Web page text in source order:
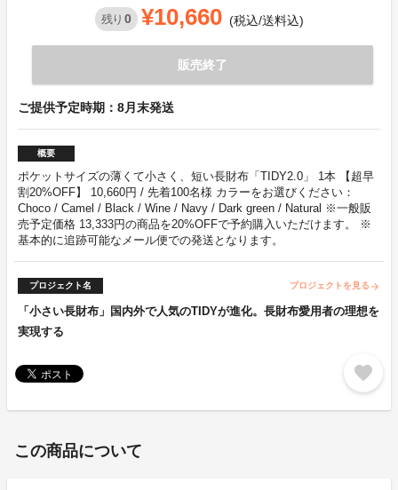
残り 0 ¥10,660 (税込/送料込)
販売終了
ご提供予定時期：8月末発送
概要
ポケットサイズの薄くて小さく、短い長財布「TIDY2.0」 1本 【超早
割20%OFF】 10,660円 / 先着100名様 カラーをお選びください：
Choco / Camel / Black / Wine / Navy / Dark green / Natural ※一般販
売予定価格 13,333円の商品を20%OFFで予約購入いただけます。 ※
基本的に追跡可能なメール便での発送となります。
プロジェクト名 プロジェクトを見る arrow_forward
「小さい長財布」国内外で人気のTIDYが進化。長財布愛用者の理想を
実現する
favorite
この商品について